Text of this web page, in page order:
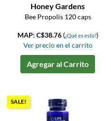
Honey Gardens
Bee Propolis 120 caps
MAP: C$38.76 (¿Qué es esto?)
Ver precio en el carrito
Agregar al Carrito
SALE!